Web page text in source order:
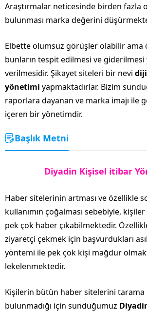
Araştırmalar neticesinde birden fazla
bulunması marka değerini
Elbette olumsuz görüşler olabilir ama
bunların tespit edilmesi ve
verilmesidir. Şikayet siteleri bir nevi
yönetimi yapmaktadırlar. Bizim
raporlara dayanan ve marka imajı ile
içeren bir yönetimdir.
Başlık Metni
Diyadin Kişisel itibar
Haber sitelerinin artması ve özellikle
kullanımın çoğalması sebebiyle, kişiler
pek çok haber çıkabilmektedir.
ziyaretçi çekmek için başvurdukları
yöntemi ile pek çok kişi mağdur
lekelenmektedir.
Kişilerin bütün haber sitelerini tarama
bulunmadığı için sunduğumuz